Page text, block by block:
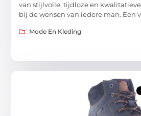
van stijlvolle, tijdloze en
bij de wensen van iedere man. Een
Mode En Kleding